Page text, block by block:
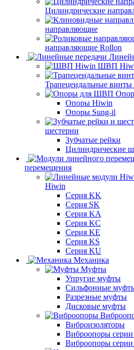
Цилиндрические
направляющие
направляющие Rollon
ШВП
Трапецеидальные винты
Опоры Hiwin
Опоры Sung-il
шестерни
Зубчатые рейки
Цилиндрические
перемещения
Hiwin
Серия KK
Серия SK
Серия KA
Серия KC
Серия KE
Серия KS
Серия KU
Механика
Муфты
Упругие муфты
Сильфонные
Разрезные муфты
Дисковые муфты
Виброизоляторы
Виброопоры серии
Виброопоры